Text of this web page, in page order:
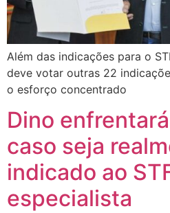
Além das indicações para o
deve votar outras 22
o esforço concentrado
Dino
caso seja
indicado ao
especialista